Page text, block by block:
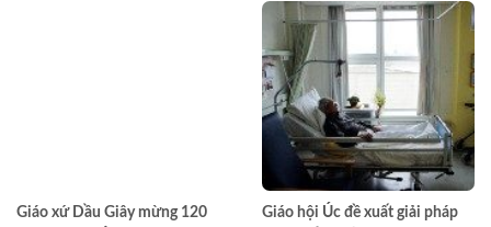
Giáo xứ Dầu Giây mừng 120
Giáo hội Úc đề xuất giải pháp